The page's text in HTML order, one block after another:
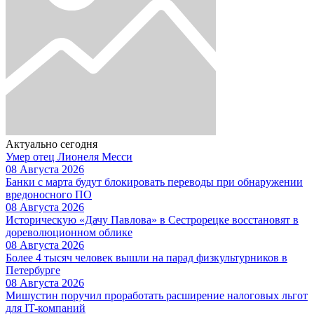
Актуально сегодня
Умер отец Лионеля Месси
08 Августа 2026
Банки с марта будут блокировать переводы при обнаружении
вредоносного ПО
08 Августа 2026
Историческую «Дачу Павлова» в Сестрорецке восстановят в
дореволюционном облике
08 Августа 2026
Более 4 тысяч человек вышли на парад физкультурников в
Петербурге
08 Августа 2026
Мишустин поручил проработать расширение налоговых льгот
для IT-компаний